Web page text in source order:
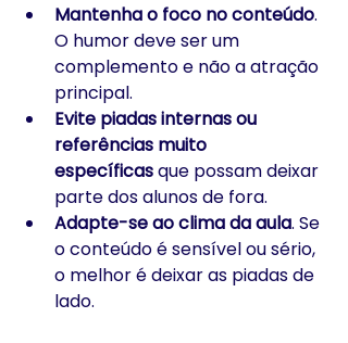
Mantenha o foco no conteúdo.
O humor deve ser um
complemento e não a atração
principal.
Evite piadas internas ou
referências muito
específicas que possam deixar
parte dos alunos de fora.
Adapte-se ao clima da aula. Se
o conteúdo é sensível ou sério,
o melhor é deixar as piadas de
lado.